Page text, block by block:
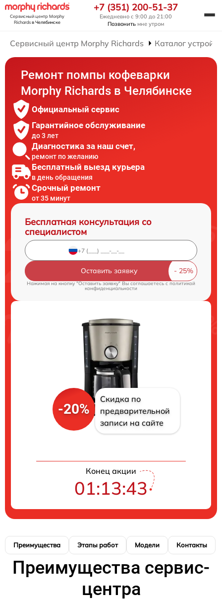
Сервисный центр Morphy
Richardsв Челябинске
+7 (351) 200-51-37
Ежедневно с 9:00 до 21:00
Позвонить мне утром
Сервисный центр Morphy Richards Каталог
Ремонт помпы кофеварки
Morphy Richards в Челябинске
Официальный сервис
Гарантийное обслуживание
до 3 лет
Диагностика за наш счет,
ремонт по желанию
Бесплатный выезд курьера
в день обращения
Срочный ремонт
от 35 минут
Бесплатная консультация со
специалистом
Оставить заявку
Нажимая на кнопку "Оставить заявку" Вы соглашаетесь cполитикой
конфиденциальности
-20%
Скидка по
предварительной
записи на сайте
Конец акции
01:13:42
Преимущества Этапы работ Модели Контакты
Преимущества сервис-
центра